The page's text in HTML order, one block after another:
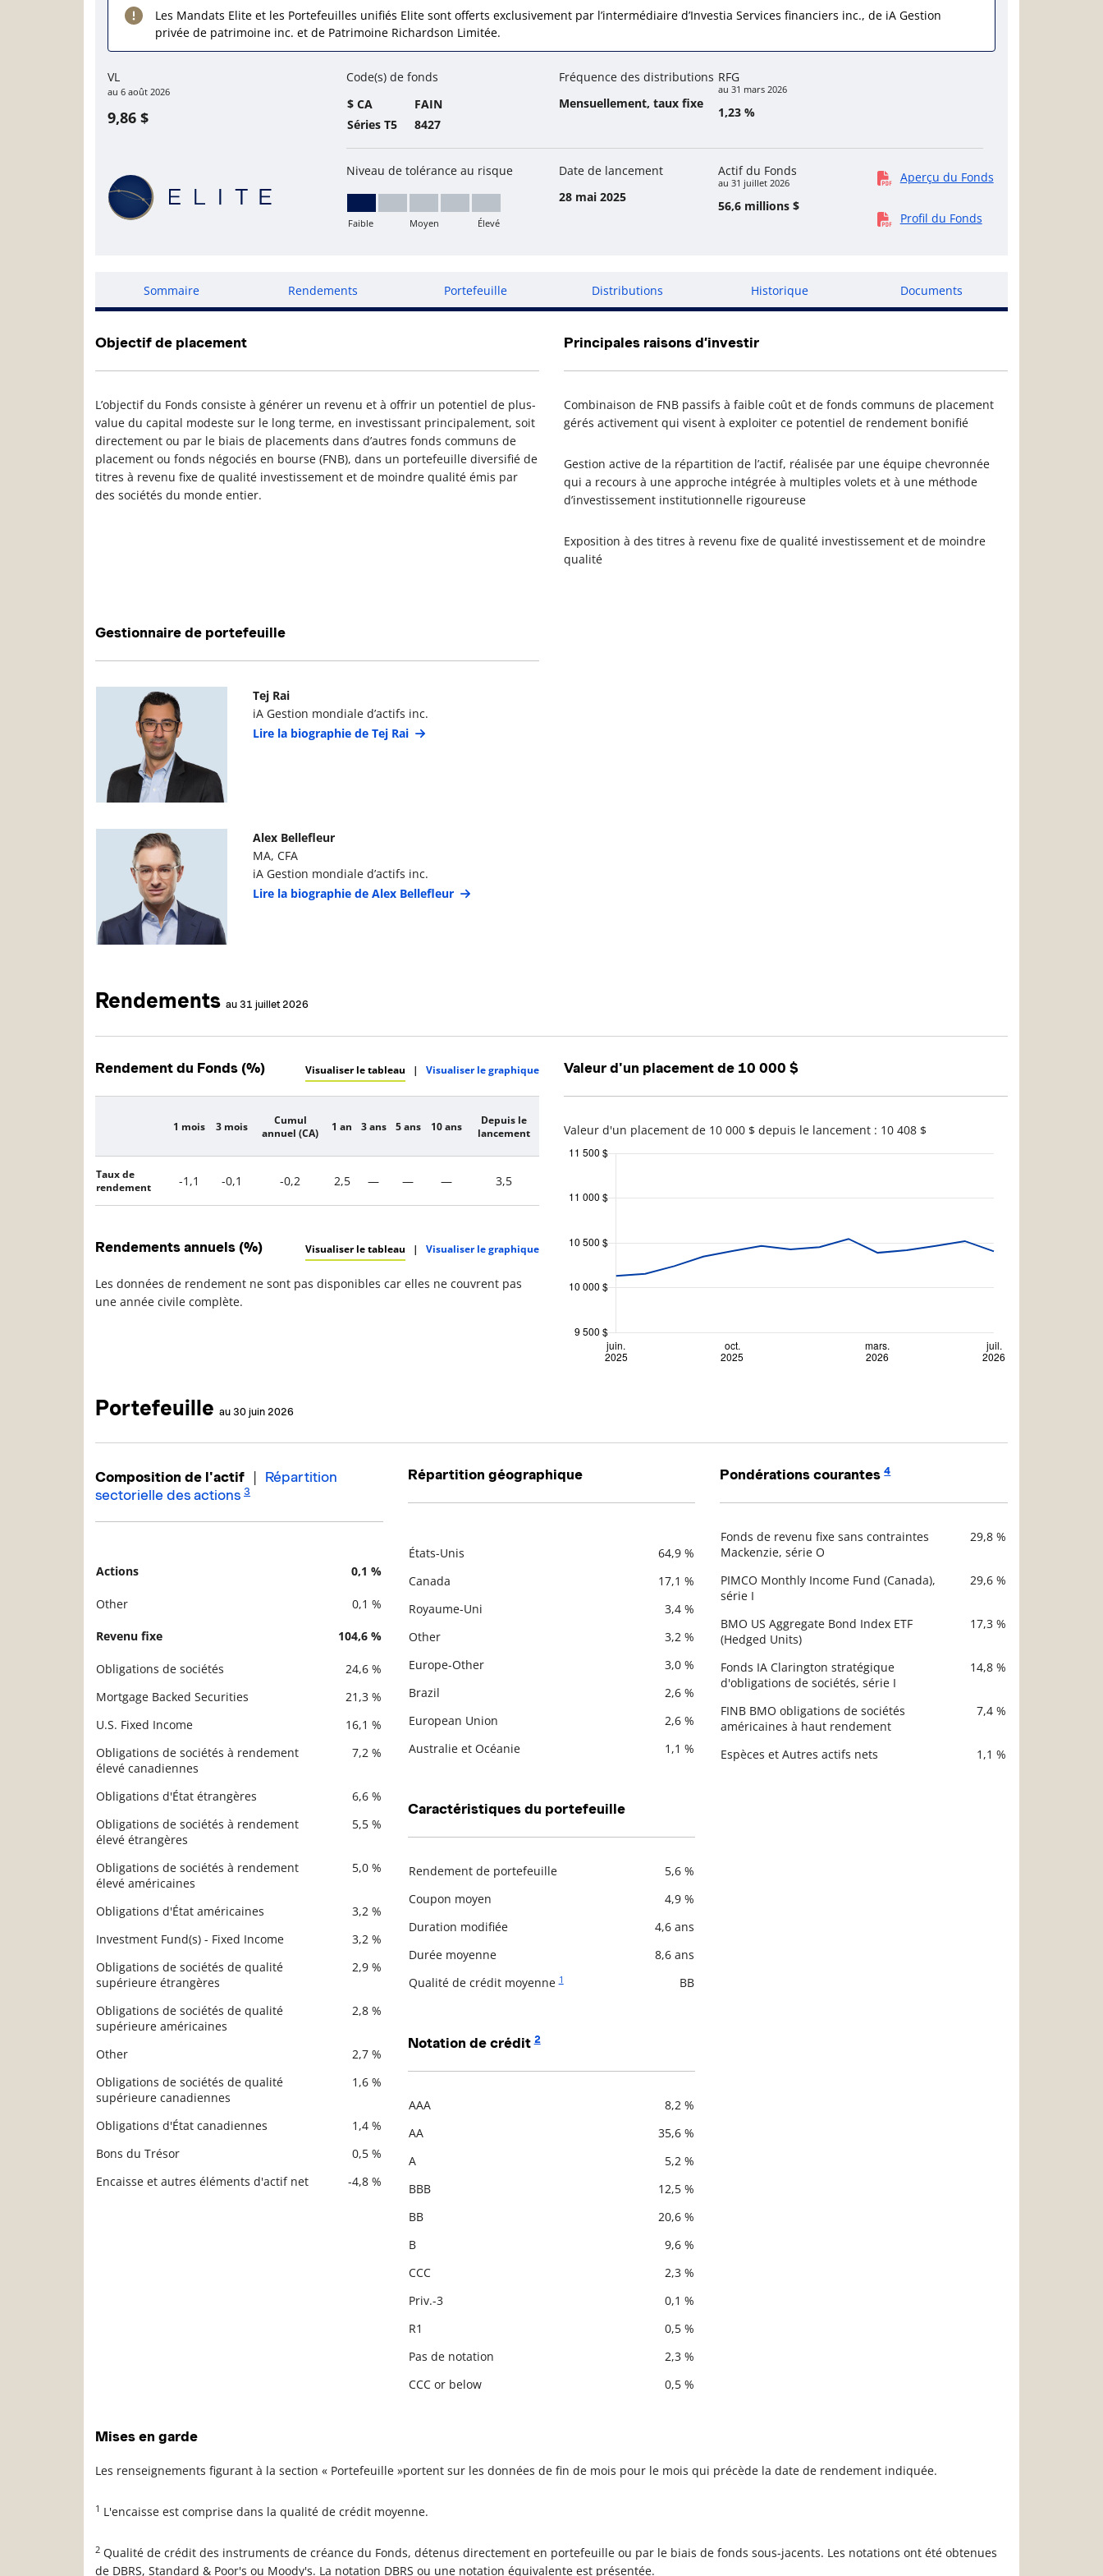
Les Mandats Elite et les Portefeuilles unifiés Elite sont offerts exclusivement par l’intermédiaire d’Investia Services financiers inc., de iA Gestion
privée de patrimoine inc. et de Patrimoine Richardson Limitée.
VL
au 6 août 2026
9,86 $
Code(s) de fonds
$ CA
FAIN
Séries T5
8427
Fréquence des distributions
Mensuellement, taux fixe
RFG
au 31 mars 2026
1,23 %
Niveau de tolérance au risque
Faible
Faible Moyen Élevé
Date de lancement
28 mai 2025
Actif du Fonds
au 31 juillet 2026
56,6 millions $
Aperçu du Fonds
Profil du Fonds
Sommaire Rendements Portefeuille Distributions Historique Documents
Objectif de placement
L’objectif du Fonds consiste à générer un revenu et à offrir un potentiel de plus-
value du capital modeste sur le long terme, en investissant principalement, soit
directement ou par le biais de placements dans d’autres fonds communs de
placement ou fonds négociés en bourse (FNB), dans un portefeuille diversifié de
titres à revenu fixe de qualité investissement et de moindre qualité émis par
des sociétés du monde entier.
Principales raisons d’investir
Combinaison de FNB passifs à faible coût et de fonds communs de placement
gérés activement qui visent à exploiter ce potentiel de rendement bonifié
Gestion active de la répartition de l’actif, réalisée par une équipe chevronnée
qui a recours à une approche intégrée à multiples volets et à une méthode
d’investissement institutionnelle rigoureuse
Exposition à des titres à revenu fixe de qualité investissement et de moindre
qualité
Gestionnaire de portefeuille
Photo du gestionnaire de portefeuille
Tej Rai
iA Gestion mondiale d’actifs inc.
Lire la biographie de Tej Rai
Photo du gestionnaire de portefeuille
Alex Bellefleur
MA, CFA
iA Gestion mondiale d’actifs inc.
Lire la biographie de Alex Bellefleur
Rendements au 31 juillet 2026
Rendement du Fonds (%) Visualiser le tableau | Visualiser le graphique
Description
1 mois 3 mois
Cumul
annuel (CA)
1 an 3 ans 5 ans 10 ans
Depuis le
lancement
Taux de
rendement
-1,1 -0,1 -0,2 2,5 — — — 3,5
Rendements annuels (%) Visualiser le tableau | Visualiser le graphique
Les données de rendement ne sont pas disponibles car elles ne couvrent pas
une année civile complète.
Valeur d'un placement de 10 000 $
Valeur d'un placement de 10 000 $ depuis le lancement : 10 408 $
Portefeuille au 30 juin 2026
Composition de l'actif | Répartition
sectorielle des actions 3
Actions 0,1 %
Other 0,1 %
Revenu fixe 104,6 %
Obligations de sociétés
24,6 %
Mortgage Backed Securities
21,3 %
U.S. Fixed Income
16,1 %
Obligations de sociétés à rendement
élevé canadiennes
7,2 %
Obligations d'État étrangères
6,6 %
Obligations de sociétés à rendement
élevé étrangères
5,5 %
Obligations de sociétés à rendement
élevé américaines
5,0 %
Obligations d'État américaines
3,2 %
Investment Fund(s) - Fixed Income
3,2 %
Obligations de sociétés de qualité
supérieure étrangères
2,9 %
Obligations de sociétés de qualité
supérieure américaines
2,8 %
Other
2,7 %
Obligations de sociétés de qualité
supérieure canadiennes
1,6 %
Obligations d'État canadiennes
1,4 %
Bons du Trésor
0,5 %
Encaisse et autres éléments d'actif net
-4,8 %
Répartition géographique
États-Unis
64,9 %
Canada
17,1 %
Royaume-Uni
3,4 %
Other
3,2 %
Europe-Other
3,0 %
Brazil
2,6 %
European Union
2,6 %
Australie et Océanie
1,1 %
Caractéristiques du portefeuille
Rendement de portefeuille
5,6 %
Coupon moyen
4,9 %
Duration modifiée
4,6 ans
Durée moyenne
8,6 ans
Qualité de crédit moyenne 1 BB
Notation de crédit2
AAA
8,2 %
AA
35,6 %
A
5,2 %
BBB
12,5 %
BB
20,6 %
B
9,6 %
CCC
2,3 %
Priv.-3
0,1 %
R1
0,5 %
Pas de notation
2,3 %
CCC or below
0,5 %
Pondérations courantes4
Description Valeur liquidative
Fonds de revenu fixe sans contraintes
Mackenzie, série O
29,8 %
PIMCO Monthly Income Fund (Canada),
série I
29,6 %
BMO US Aggregate Bond Index ETF
(Hedged Units)
17,3 %
Fonds IA Clarington stratégique
d'obligations de sociétés, série I
14,8 %
FINB BMO obligations de sociétés
américaines à haut rendement
7,4 %
Espèces et Autres actifs nets 1,1 %
Mises en garde
Les renseignements figurant à la section « Portefeuille »portent sur les données de fin de mois pour le mois qui précède la date de rendement indiquée.
1 L'encaisse est comprise dans la qualité de crédit moyenne.
2 Qualité de crédit des instruments de créance du Fonds, détenus directement en portefeuille ou par le biais de fonds sous-jacents. Les notations ont été obtenues
de DBRS, Standard & Poor's ou Moody's. La notation DBRS ou une notation équivalente est présentée.